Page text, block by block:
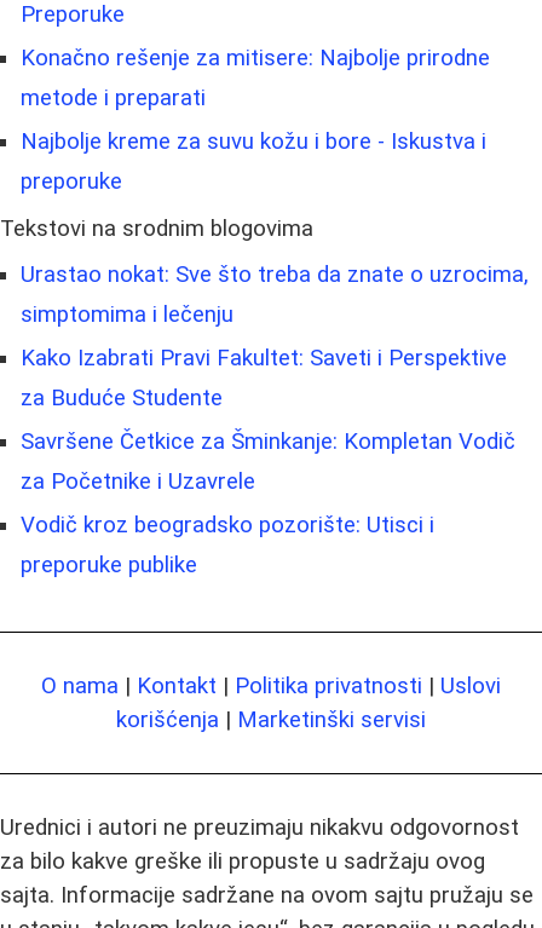
Preporuke
Konačno rešenje za mitisere: Najbolje prirodne
metode i preparati
Najbolje kreme za suvu kožu i bore - Iskustva i
preporuke
Tekstovi na srodnim blogovima
Urastao nokat: Sve što treba da znate o uzrocima,
simptomima i lečenju
Kako Izabrati Pravi Fakultet: Saveti i Perspektive
za Buduće Studente
Savršene Četkice za Šminkanje: Kompletan Vodič
za Početnike i Uzavrele
Vodič kroz beogradsko pozorište: Utisci i
preporuke publike
O nama | Kontakt | Politika privatnosti | Uslovi
korišćenja | Marketinški servisi
Urednici i autori ne preuzimaju nikakvu odgovornost
za bilo kakve greške ili propuste u sadržaju ovog
sajta. Informacije sadržane na ovom sajtu pružaju se